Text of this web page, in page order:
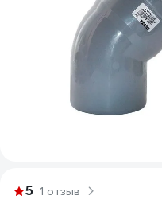
5 1 отзыв